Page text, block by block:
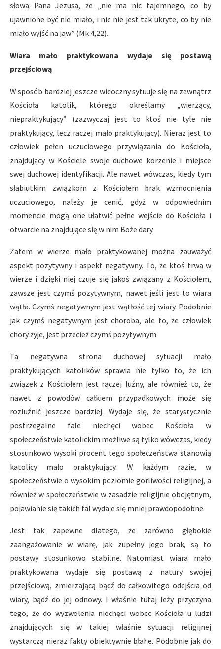
słowa Pana Jezusa, że „nie ma nic tajemnego, co by
ujawnione być nie miało, i nic nie jest tak ukryte, co by nie
miało wyjść na jaw” (Mk 4,22).
Wiara mało praktykowana wydaje się postawą
przejściową
W sposób bardziej jeszcze widoczny sytuuje się na zewnątrz
Kościoła katolik, którego określamy „wierzący,
niepraktykujący” (zazwyczaj jest to ktoś nie tyle nie
praktykujący, lecz raczej mało praktykujący). Nieraz jest to
człowiek pełen uczuciowego przywiązania do Kościoła,
znajdujący w Kościele swoje duchowe korzenie i miejsce
swej duchowej identyfikacji. Ale nawet wówczas, kiedy tym
słabiutkim związkom z Kościołem brak wzmocnienia
uczuciowego, należy je cenić, gdyż w odpowiednim
momencie mogą one ułatwić pełne wejście do Kościoła i
otwarcie na znajdujące się w nim Boże dary.
Zatem w wierze mało praktykowanej można zauważyć
aspekt pozytywny i aspekt negatywny. To, że ktoś trwa w
wierze i dzięki niej czuje się jakoś związany z Kościołem,
zawsze jest czymś pozytywnym, nawet jeśli jest to wiara
wątła. Czymś negatywnym jest wątłość tej wiary. Podobnie
jak czymś negatywnym jest choroba, ale to, że człowiek
chory żyje, jest przecież czymś pozytywnym.
Ta negatywna strona duchowej sytuacji mało
praktykujących katolików sprawia nie tylko to, że ich
związek z Kościołem jest raczej luźny, ale również to, że
nawet z powodów całkiem przypadkowych może się
rozluźnić jeszcze bardziej. Wydaje się, że statystycznie
postrzegalne fale niechęci wobec Kościoła w
społeczeństwie katolickim możliwe są tylko wówczas, kiedy
stosunkowo wysoki procent tego społeczeństwa stanowią
katolicy mało praktykujący. W każdym razie, w
społeczeństwie o wysokim poziomie gorliwości religijnej, a
również w społeczeństwie w zasadzie religijnie obojętnym,
pojawianie się takich fal wydaje się mniej prawdopodobne.
Jest tak zapewne dlatego, że zarówno głębokie
zaangażowanie w wiarę, jak zupełny jego brak, są to
postawy stosunkowo stabilne. Natomiast wiara mało
praktykowana wydaje się postawą z natury swojej
przejściową, zmierzającą bądź do całkowitego odejścia od
wiary, bądź do jej odnowy. I właśnie tutaj leży przyczyna
tego, że do wyzwolenia niechęci wobec Kościoła u ludzi
znajdujących się w takiej właśnie sytuacji religijnej
wystarczą nieraz fakty obiektywnie błahe. Podobnie jak do